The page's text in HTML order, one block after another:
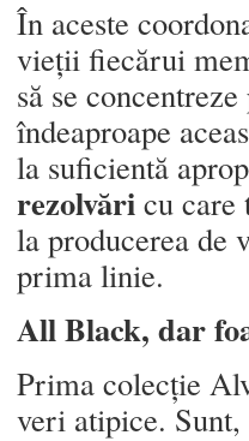
În aceste
vieții fiecărui
să se
îndeaproape
la suficientă
rezolvări cu care
la producerea de
prima linie.
All Black, dar
Prima colecție
veri atipice. Sunt,